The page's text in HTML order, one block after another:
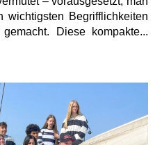
wichtigsten Begrifflichkeiten
Diese kompakte...